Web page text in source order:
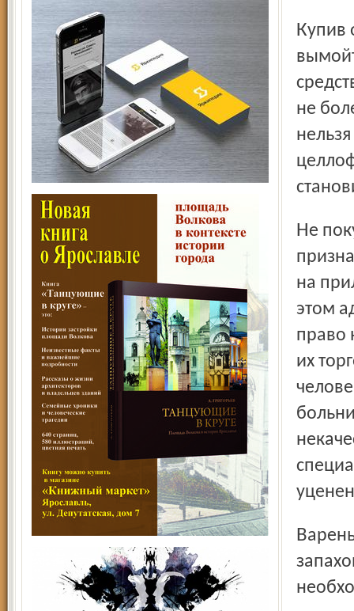
Купив овощи-фрукты на рынке, особенно бахчевые,
не
Не покупайте разрезанную, гнилую, плесневелую, с
на
этом
право
их
Варенье или компот с подозрительным гнилостным